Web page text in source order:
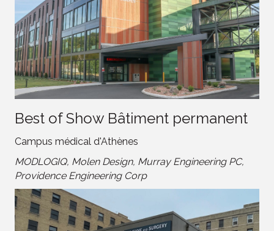
Best of Show Bâtiment permanent
Campus médical d'Athènes
MODLOGIQ, Molen Design, Murray Engineering PC,
Providence Engineering Corp